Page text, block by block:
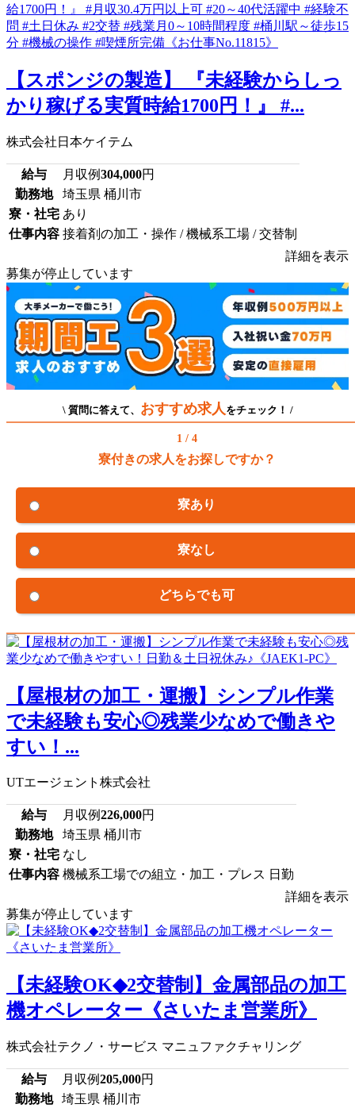
【スポンジの製造】 『未経験からしっ
かり稼げる実質時給1700円！』 #...
株式会社日本ケイテム
給与 月収例304,000円
勤務地
埼玉県 桶川市
寮・社宅 あり
仕事内容 接着剤の加工・操作 / 機械系工場 / 交替制
詳細を表示
募集が停止しています
\ 質問に答えて、 おすすめ求人 をチェック！ /
1 / 4
寮付きの求人をお探しですか？
寮あり
寮なし
どちらでも可
【屋根材の加工・運搬】シンプル作業
で未経験も安心◎残業少なめで働きや
すい！...
UTエージェント株式会社
給与 月収例226,000円
勤務地
埼玉県 桶川市
寮・社宅 なし
仕事内容 機械系工場での組立・加工・プレス 日勤
詳細を表示
募集が停止しています
【未経験OK◆2交替制】金属部品の加工
機オペレーター《さいたま営業所》
株式会社テクノ・サービス マニュファクチャリング
給与 月収例205,000円
勤務地
埼玉県 桶川市